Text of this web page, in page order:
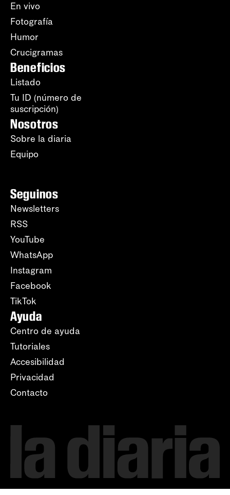
En vivo
Fotografía
Humor
Crucigramas
Beneficios
Listado
Tu ID (número de
suscripción)
Nosotros
Sobre la diaria
Equipo
Seguinos
Newsletters
RSS
YouTube
WhatsApp
Instagram
Facebook
TikTok
Ayuda
Centro de ayuda
Tutoriales
Accesibilidad
Privacidad
Contacto